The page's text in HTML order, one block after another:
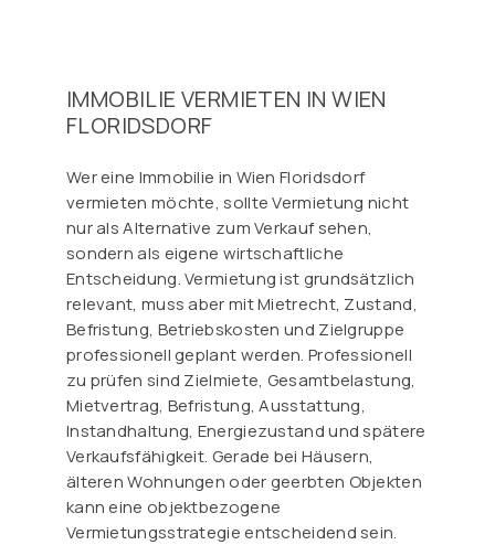
IMMOBILIE VERMIETEN IN WIEN
FLORIDSDORF
Wer eine Immobilie in Wien Floridsdorf
vermieten möchte, sollte Vermietung nicht
nur als Alternative zum Verkauf sehen,
sondern als eigene wirtschaftliche
Entscheidung. Vermietung ist grundsätzlich
relevant, muss aber mit Mietrecht, Zustand,
Befristung, Betriebskosten und Zielgruppe
professionell geplant werden. Professionell
zu prüfen sind Zielmiete, Gesamtbelastung,
Mietvertrag, Befristung, Ausstattung,
Instandhaltung, Energiezustand und spätere
Verkaufsfähigkeit. Gerade bei Häusern,
älteren Wohnungen oder geerbten Objekten
kann eine objektbezogene
Vermietungsstrategie entscheidend sein.